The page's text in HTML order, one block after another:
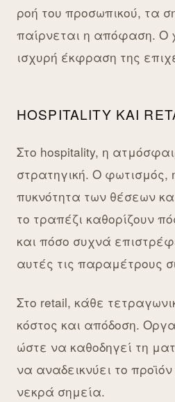
ροή του προσωπικού, τα
παίρνεται η απόφαση. Ο
ισχυρή έκφραση της
HOSPITALITY ΚΑΙ
Στο hospitality, η
στρατηγική. Ο φωτισμός,
πυκνότητα των θέσεων
το τραπέζι καθορίζουν
και πόσο συχνά
αυτές τις παραμέτρους
Στο retail, κάθε
κόστος και απόδοση.
ώστε να καθοδηγεί τη
να αναδεικνύει το
νεκρά σημεία.